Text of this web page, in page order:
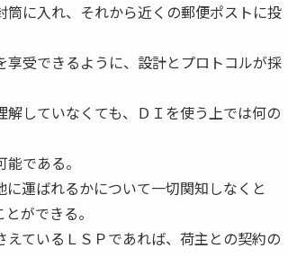
に入れ、それから近くの郵便ポストに投
受できるように、設計とプロトコルが採
していなくても、ＤＩを使う上では何の
である。
運ばれるかについて一切関知しなくと
ができる。
ているＬＳＰであれば、荷主との契約の